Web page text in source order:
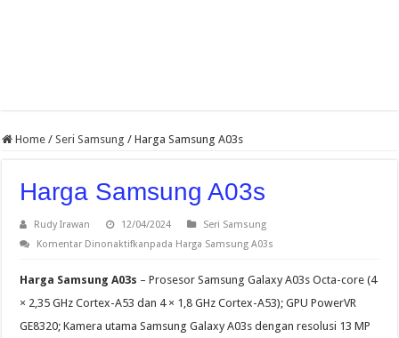
Home / Seri Samsung / Harga Samsung A03s
Harga Samsung A03s
Rudy Irawan 12/04/2024
Seri Samsung
Komentar Dinonaktifkanpada Harga Samsung A03s
Harga Samsung A03s – Prosesor Samsung Galaxy A03s Octa-core (4
× 2,35 GHz Cortex-A53 dan 4 × 1,8 GHz Cortex-A53); GPU PowerVR
GE8320; Kamera utama Samsung Galaxy A03s dengan resolusi 13 MP